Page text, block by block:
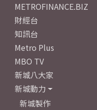
METROFINANCE.BIZ
財經台
知訊台
Metro Plus
MBO TV
新城八大家
新城動力
新城製作